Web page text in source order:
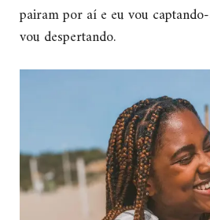
pairam por aí e eu vou
vou despertando.